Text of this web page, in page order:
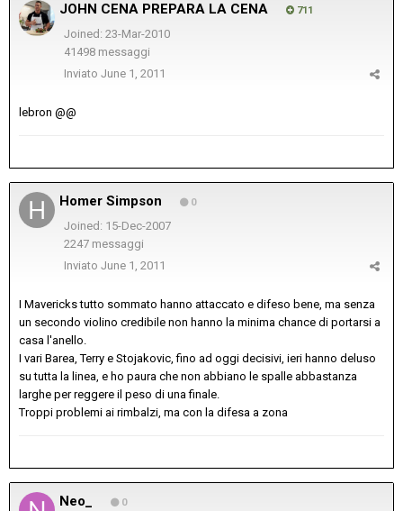
JOHN CENA PREPARA LA CENA 711
Joined: 23-Mar-2010
41498 messaggi
Inviato June 1, 2011
lebron @@
Homer Simpson 0
Joined: 15-Dec-2007
2247 messaggi
Inviato June 1, 2011
I Mavericks tutto sommato hanno attaccato e difeso bene, ma senza
un secondo violino credibile non hanno la minima chance di portarsi a
casa l'anello.
I vari Barea, Terry e Stojakovic, fino ad oggi decisivi, ieri hanno deluso
su tutta la linea, e ho paura che non abbiano le spalle abbastanza
larghe per reggere il peso di una finale.
Troppi problemi ai rimbalzi, ma con la difesa a zona
Neo_ 0